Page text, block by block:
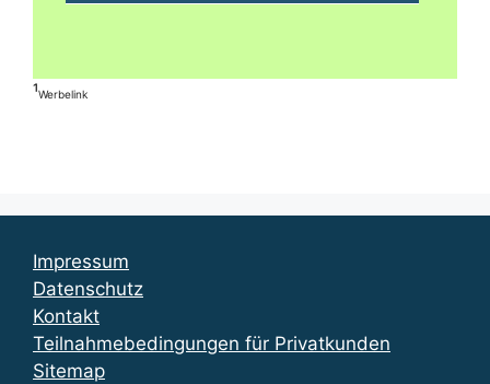
¹Werbelink
Impressum
Datenschutz
Kontakt
Teilnahmebedingungen für Privatkunden
Sitemap